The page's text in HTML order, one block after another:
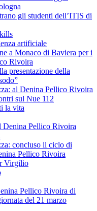
gli studenti dell’ITIS di
artificiale
a Monaco di Baviera per i
Rivoira
presentazione della
al Denina Pellico Rivoira
sul Nue 112
la vita
Denina Pellico Rivoira
concluso il ciclo di
Pellico Rivoira
Virgilio
Pellico Rivoira di
del 21 marzo